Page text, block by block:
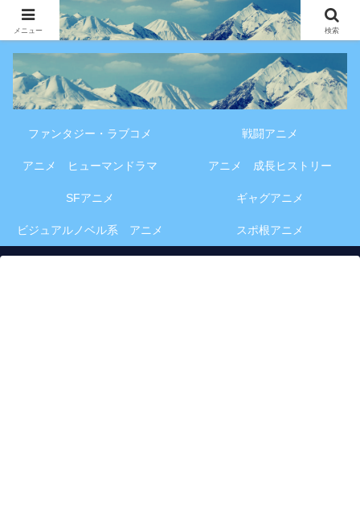
アニメ・漫画・VOD作品の見どころ、配信情報、登場人物や物語の考察を、作
品別・ジャンル別に分かりやすく紹介する専門ブログです。
ファンタジー・ラブコメ 戦闘アニメ
アニメ ヒューマンドラマ アニメ 成長ヒストリー
SFアニメ ギャグアニメ
ビジュアルノベル系 アニメ スポ根アニメ
メニュー 検索